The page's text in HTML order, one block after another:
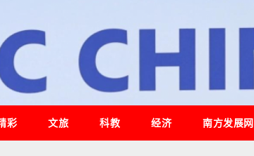
彩 文旅 科教 经济 南方发展网